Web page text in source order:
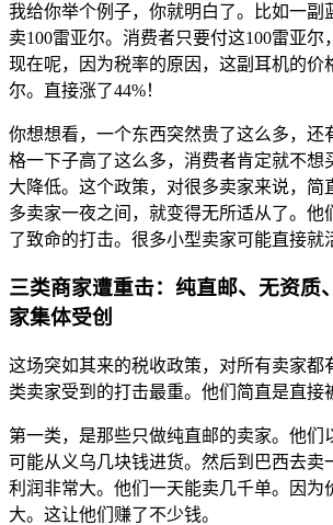
我给你举个例子，你就明白了。比如一副
卖100雷亚尔。消费者只要付这100雷亚尔
现在呢，因为税率的原因，这副耳机的价
尔。直接涨了44%！
你想想看，一个东西突然贵了这么多，还
格一下子高了这么多，消费者肯定就不想
大降低。这个政策，对很多卖家来说，简
多卖家一夜之间，就变得无所适从了。他
了致命的打击。很多小型卖家可能直接就
三类商家遭重击：纯直邮、无资质
家集体受创
这场突如其来的税收政策，对所有卖家都
类卖家受到的打击最重。他们简直是直接
第一类，是那些只做纯直邮的卖家。他们
可能从义乌几块钱进货。然后到巴西去卖
利润非常大。他们一天能卖几千单。因为
大。这让他们赚了不少钱。